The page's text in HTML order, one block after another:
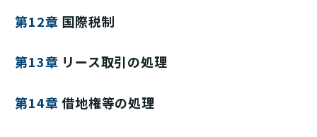
第12章 国際税制
第13章 リース取引の処理
第14章借地権等の処理